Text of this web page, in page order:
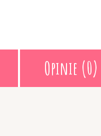
Opinie (0)